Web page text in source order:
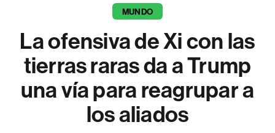
MUNDO
La ofensiva de Xi con las
tierras raras da a Trump
una vía para reagrupar a
los aliados